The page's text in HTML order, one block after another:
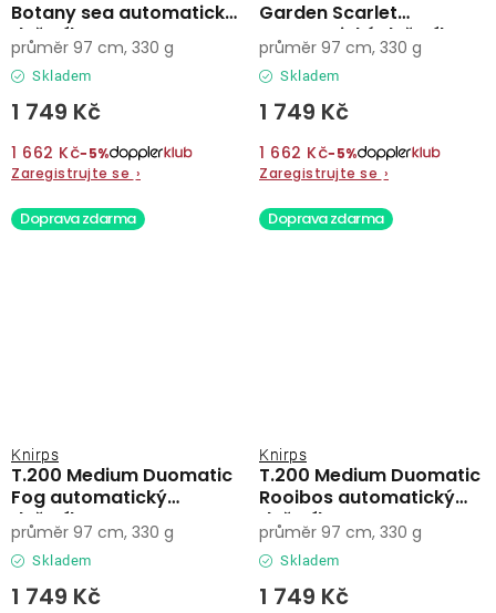
Botany sea automatický
deštník
Skladem
1 749 Kč
1 662 Kč−5%
Zaregistrujte se ›
průměr 97 cm, 330 g
Garden Scarlet
automatický deštník
Skladem
1 749 Kč
1 662 Kč−5%
Zaregistrujte se ›
průměr 97 cm, 330 g
Doprava zdarma
T.200 Medium Duomatic
Fog automatický
deštník
Knirps
Skladem
1 749 Kč
průměr 97 cm, 330 g
Doprava zdarma
T.200 Medium Duomatic
Rooibos automatický
deštník
Knirps
Skladem
1 749 Kč
průměr 97 cm, 330 g